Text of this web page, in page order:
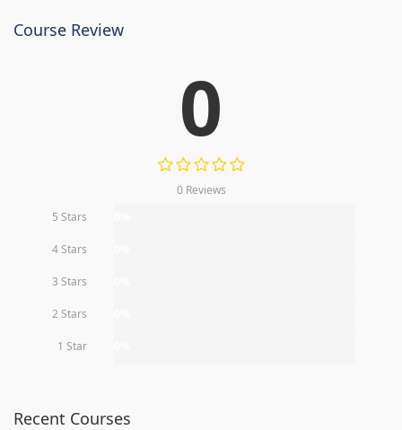
Course Review
0
0 Reviews
5 Stars
4 Stars
3 Stars
2 Stars
1 Star
Recent Courses